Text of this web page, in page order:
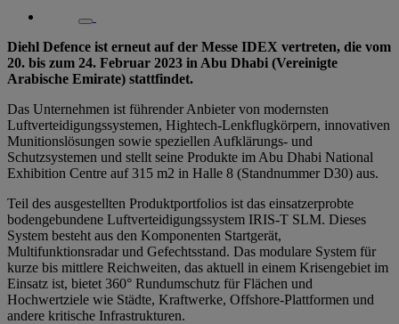
Diehl Defence ist erneut auf der Messe IDEX vertreten, die vom
20. bis zum 24. Februar 2023 in Abu Dhabi (Vereinigte
Arabische Emirate) stattfindet.
Das Unternehmen ist führender Anbieter von modernsten
Luftverteidigungssystemen, Hightech-Lenkflugkörpern, innovativen
Munitionslösungen sowie speziellen Aufklärungs- und
Schutzsystemen und stellt seine Produkte im Abu Dhabi National
Exhibition Centre auf 315 m2 in Halle 8 (Standnummer D30) aus.
Teil des ausgestellten Produktportfolios ist das einsatzerprobte
bodengebundene Luftverteidigungssystem IRIS-T SLM. Dieses
System besteht aus den Komponenten Startgerät,
Multifunktionsradar und Gefechtsstand. Das modulare System für
kurze bis mittlere Reichweiten, das aktuell in einem Krisengebiet im
Einsatz ist, bietet 360° Rundumschutz für Flächen und
Hochwertziele wie Städte, Kraftwerke, Offshore-Plattformen und
andere kritische Infrastrukturen.